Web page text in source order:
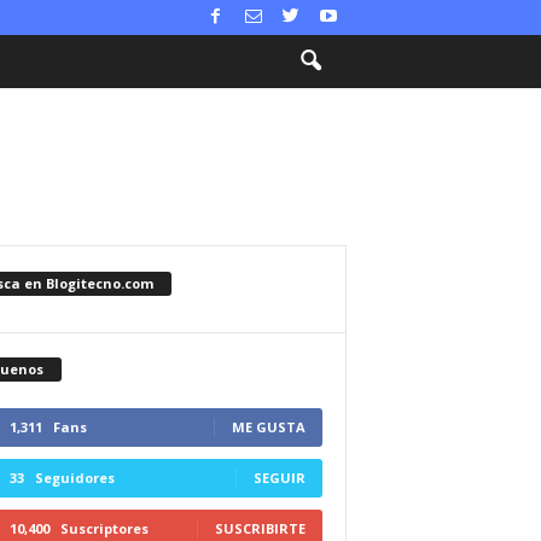
en Blogitecno.com
1,311 Fans ME GUSTA
33 Seguidores SEGUIR
10,400 Suscriptores SUSCRIBIRTE